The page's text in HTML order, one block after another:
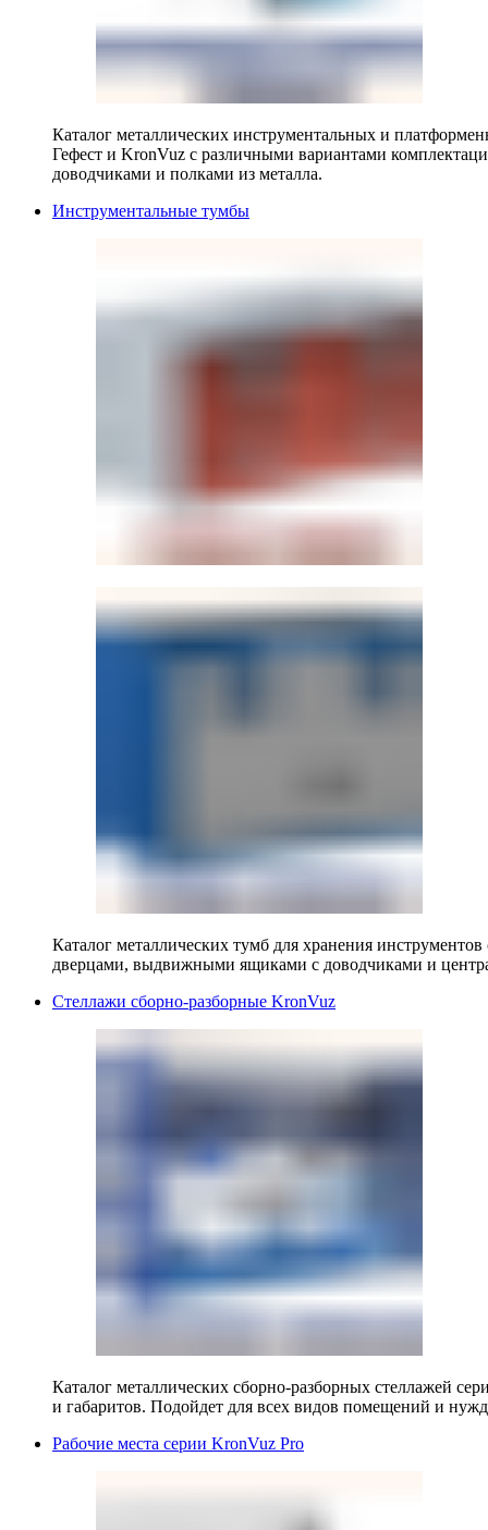
Каталог металлических инструментальных и
Гефест и KronVuz с различными вариантами
доводчиками и полками из металла.
Инструментальные тумбы
Каталог металлических тумб для хранения
дверцами, выдвижными ящиками с доводчиками и
Стеллажи сборно-разборные KronVuz
Каталог металлических сборно-разборных стеллажей
и габаритов. Подойдет для всех видов помещений и
Рабочие места серии KronVuz Pro